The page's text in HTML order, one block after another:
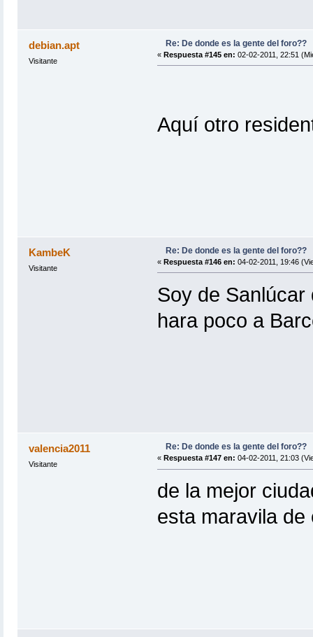
debian.apt
Visitante
Re: De donde es la gente del foro??
« Respuesta #145 en: 02-02-2011, 22:51
Aquí otro
KambeK
Visitante
Re: De donde es la gente del foro??
« Respuesta #146 en: 04-02-2011, 19:46
Soy de
hara poco a
valencia2011
Visitante
Re: De donde es la gente del foro??
« Respuesta #147 en: 04-02-2011, 21:03
de la mejor
esta maravila